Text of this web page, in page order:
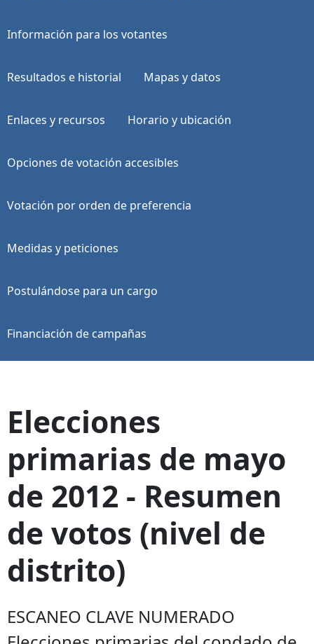
Información para los votantes
Resultados e historial Mapas y datos
Enlaces y recursos Horario y ubicación
Opciones de votación accesibles
Votación por orden de preferencia
Medidas y peticiones
Postulándose para un cargo
Financiación de campañas
Elecciones
primarias de mayo
de 2012 - Resumen
de votos (nivel de
distrito)
ESCANEO CLAVE NUMERADO